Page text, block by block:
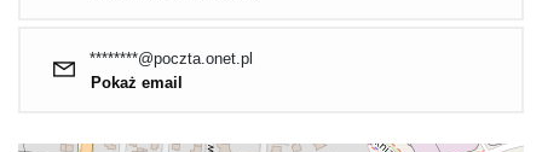
********@poczta.onet.pl
Pokaż email